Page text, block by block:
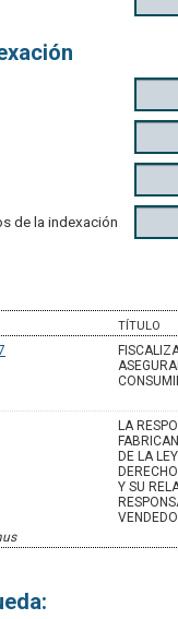
de la indexación
TÍTULO
LA
DE LA
Y SU